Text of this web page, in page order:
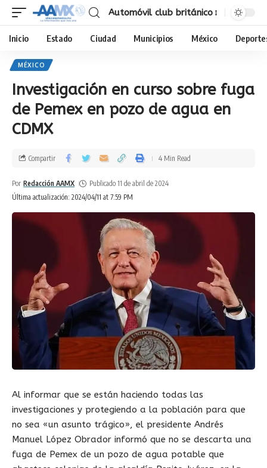
Automóvil club británico
Inicio Estado Ciudad Municipios México
MÉXICO
Investigación en curso sobre fuga
de Pemex en pozo de agua en
CDMX
Última actualización: 2024/04/11 at 7:59 PM
Por Redacción AAMX Publicado 11 de abril de 2024
Compartir 4 Min Read
Al informar que se están haciendo todas las
investigaciones y protegiendo a la población para que
no sea «un asunto trágico», el presidente Andrés
Manuel López Obrador informó que no se descarta una
fuga de Pemex de un pozo de agua potable que